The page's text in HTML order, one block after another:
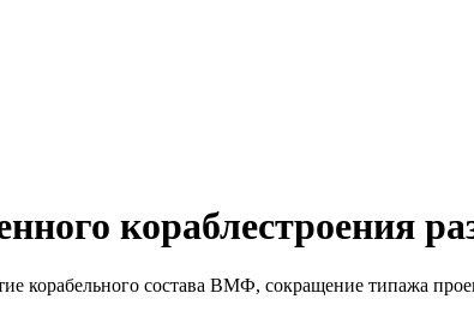
кораблестроения
корабельного состава ВМФ, сокращение типажа